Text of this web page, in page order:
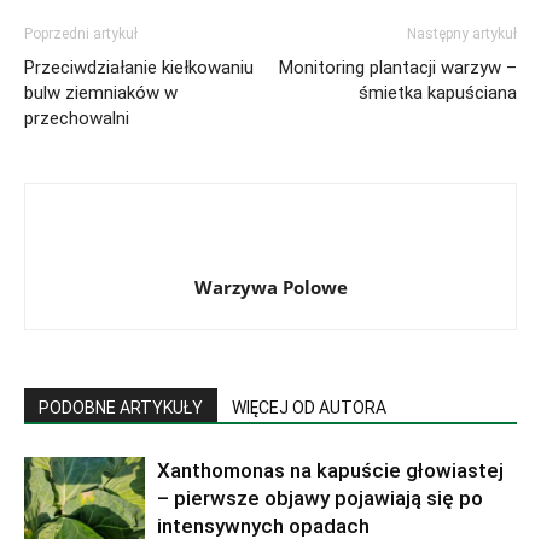
Poprzedni artykuł
Przeciwdziałanie kiełkowaniu
bulw ziemniaków w
przechowalni
Następny artykuł
Monitoring plantacji warzyw –
śmietka kapuściana
Warzywa Polowe
PODOBNE ARTYKUŁY WIĘCEJ OD AUTORA
Xanthomonas na kapuście głowiastej
– pierwsze objawy pojawiają się po
intensywnych opadach